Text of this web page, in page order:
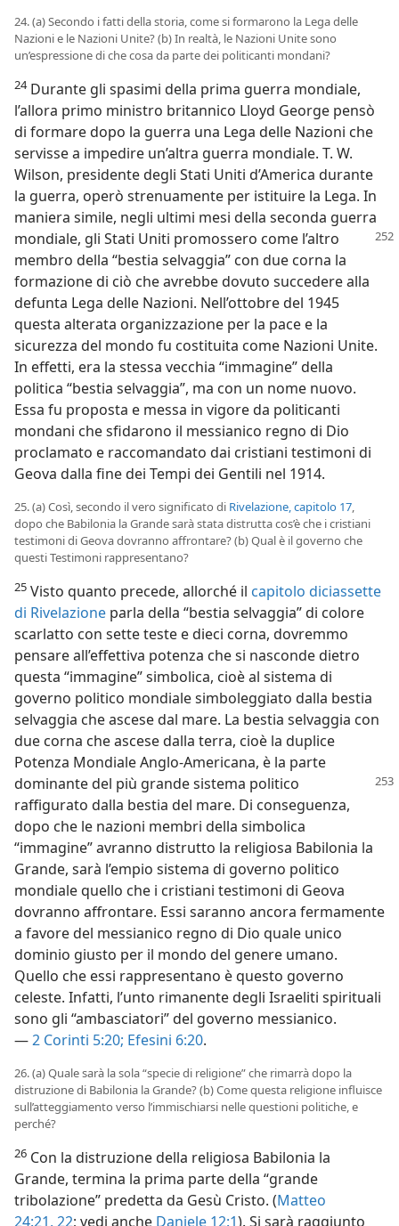
24. (a) Secondo i fatti della storia, come si formarono la Lega delle
Nazioni e le Nazioni Unite? (b) In realtà, le Nazioni Unite sono
un’espressione di che cosa da parte dei politicanti mondani?
24Durante gli spasimi della prima guerra mondiale,
l’allora primo ministro britannico Lloyd George pensò
di formare dopo la guerra una Lega delle Nazioni che
servisse a impedire un’altra guerra mondiale. T. W.
Wilson, presidente degli Stati Uniti d’America durante
la guerra, operò strenuamente per istituire la Lega. In
maniera simile, negli ultimi mesi della seconda guerra
mondiale, gli Stati Uniti promossero come l’altro
membro della “bestia selvaggia” con due corna la
formazione di ciò che avrebbe dovuto succedere alla
defunta Lega delle Nazioni. Nell’ottobre del 1945
questa alterata organizzazione per la pace e la
sicurezza del mondo fu costituita come Nazioni Unite.
In effetti, era la stessa vecchia “immagine” della
politica “bestia selvaggia”, ma con un nome nuovo.
Essa fu proposta e messa in vigore da politicanti
mondani che sfidarono il messianico regno di Dio
proclamato e raccomandato dai cristiani testimoni di
Geova dalla fine dei Tempi dei Gentili nel 1914.
25. (a) Così, secondo il vero significato di Rivelazione, capitolo 17,
dopo che Babilonia la Grande sarà stata distrutta cos’è che i cristiani
testimoni di Geova dovranno affrontare? (b) Qual è il governo che
questi Testimoni rappresentano?
25 Visto quanto precede, allorché il capitolo diciassette
di Rivelazione parla della “bestia selvaggia” di colore
scarlatto con sette teste e dieci corna, dovremmo
pensare all’effettiva potenza che si nasconde dietro
questa “immagine” simbolica, cioè al sistema di
governo politico mondiale simboleggiato dalla bestia
selvaggia che ascese dal mare. La bestia selvaggia con
due corna che ascese dalla terra, cioè la duplice
Potenza Mondiale Anglo-Americana, è la parte
dominante del più grande sistema politico
raffigurato dalla bestia del mare. Di conseguenza,
dopo che le nazioni membri della simbolica
“immagine” avranno distrutto la religiosa Babilonia la
Grande, sarà l’empio sistema di governo politico
mondiale quello che i cristiani testimoni di Geova
dovranno affrontare. Essi saranno ancora fermamente
a favore del messianico regno di Dio quale unico
dominio giusto per il mondo del genere umano.
Quello che essi rappresentano è questo governo
celeste. Infatti, l’unto rimanente degli Israeliti spirituali
sono gli “ambasciatori” del governo messianico.
—2 Corinti 5:20; Efesini 6:20.
26. (a) Quale sarà la sola “specie di religione” che rimarrà dopo la
distruzione di Babilonia la Grande? (b) Come questa religione influisce
sull’atteggiamento verso l’immischiarsi nelle questioni politiche, e
perché?
26 Con la distruzione della religiosa Babilonia la
Grande, termina la prima parte della “grande
tribolazione” predetta da Gesù Cristo. (Matteo
24:21, 22; vedi anche Daniele 12:1). Si sarà raggiunto